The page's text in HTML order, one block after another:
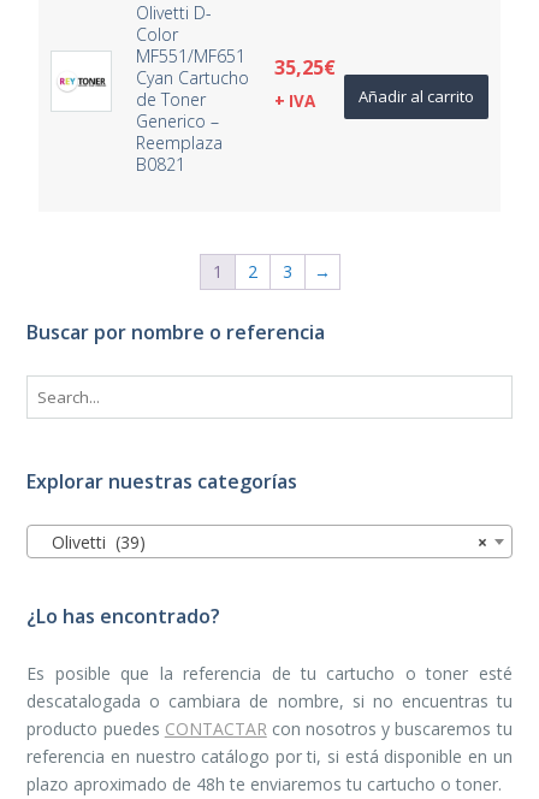
Olivetti D-
Color
MF551/MF651
Cyan Cartucho
de Toner
Generico –
Reemplaza
B0821
35,25€
+ IVA Añadir al carrito
1 2 3 →
Buscar por nombre o referencia
Explorar nuestras categorías
×
Olivetti (39)
¿Lo has encontrado?
Es posible que la referencia de tu cartucho o toner esté
descatalogada o cambiara de nombre, si no encuentras tu
producto puedes CONTACTARcon nosotros y buscaremos tu
referencia en nuestro catálogo por ti, si está disponible en un
plazo aproximado de 48h te enviaremos tu cartucho o toner.